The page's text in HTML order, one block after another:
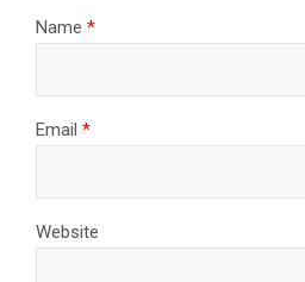
Name *
Email *
Website